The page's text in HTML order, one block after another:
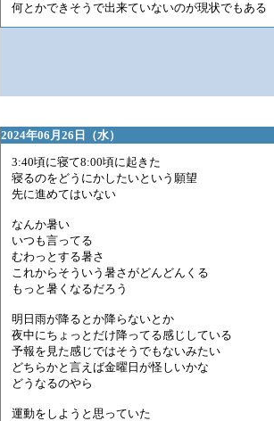
何とかできそうで出来ていないのが現状でもある
2024年06月26日（水）
3:40頃に寝て8:00頃に起きた
寝るのをどうにかしたいという願望
先に進めてはいない
なんか暑い
いつも言ってる
むわっとする暑さ
これからそういう暑さがどんどんくる
もっと暑くなるだろう
明日雨が降るとか降らないとか
夜中にちょっとだけ降ってる感じしている
予報を見た感じではそうでもないみたい
どちらかと言えば金曜日が怪しいかな
どうなるのやら
運動をしようと思っていた